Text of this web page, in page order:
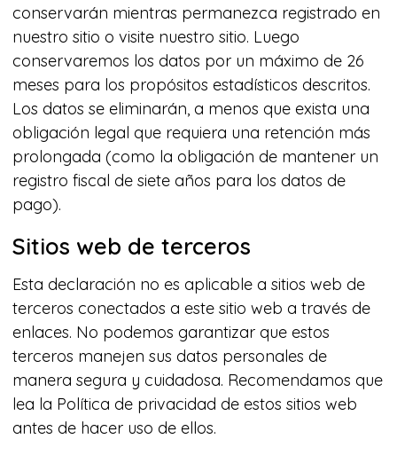
conservarán mientras permanezca registrado en
nuestro sitio o visite nuestro sitio. Luego
conservaremos los datos por un máximo de 26
meses para los propósitos estadísticos descritos.
Los datos se eliminarán, a menos que exista una
obligación legal que requiera una retención más
prolongada (como la obligación de mantener un
registro fiscal de siete años para los datos de
pago).
Sitios web de terceros
Esta declaración no es aplicable a sitios web de
terceros conectados a este sitio web a través de
enlaces. No podemos garantizar que estos
terceros manejen sus datos personales de
manera segura y cuidadosa. Recomendamos que
lea la Política de privacidad de estos sitios web
antes de hacer uso de ellos.